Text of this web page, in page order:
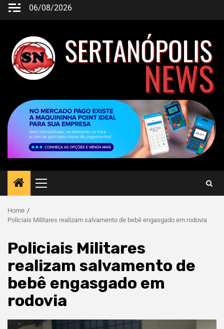
06/08/2026
Home
Policiais Militares realizam salvamento de bebê engasgado em rodovia
Policiais Militares
realizam salvamento de
bebê engasgado em
rodovia